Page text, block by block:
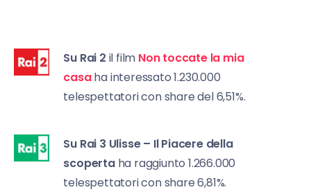
Su Rai 2 il film Non toccate la mia
casaha interessato 1.230.000
telespettatori con share del 6,51%.
Su Rai 3 Ulisse – Il Piacere della
scopertaha raggiunto 1.266.000
telespettatori con share 6,81%.